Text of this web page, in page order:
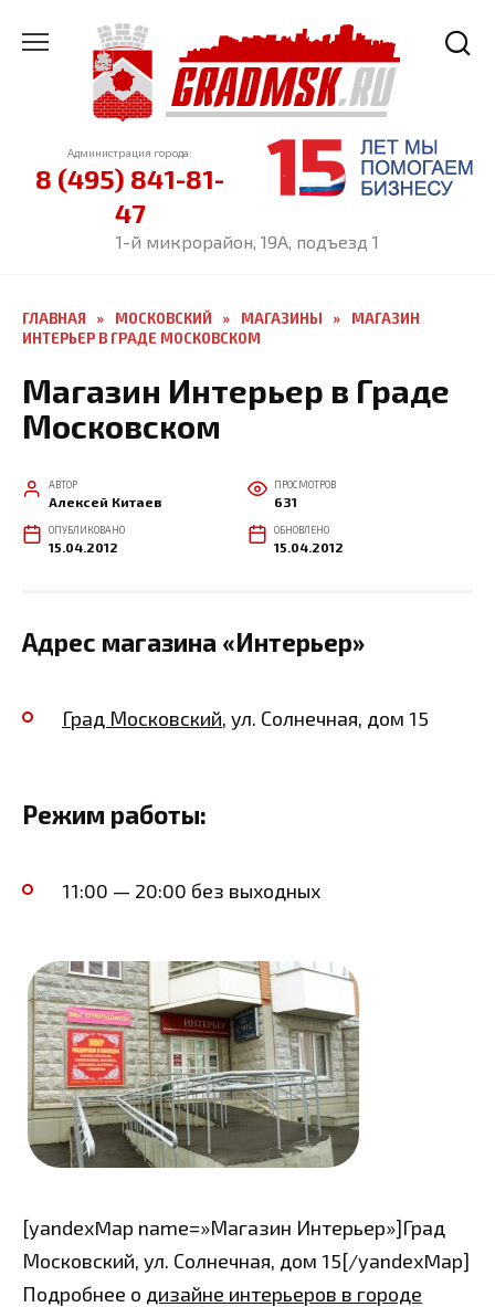
содержанию
Администрация города:
8 (495) 841-81-
47
1-й микрорайон, 19А, подъезд 1
ГЛАВНАЯ » МОСКОВСКИЙ » МАГАЗИНЫ »
МАГАЗИН
ИНТЕРЬЕР В ГРАДЕ МОСКОВСКОМ
Магазин Интерьер в Граде
Московском
АВТОР
Алексей Китаев
ПРОСМОТРОВ
631
ОПУБЛИКОВАНО
15.04.2012
ОБНОВЛЕНО
15.04.2012
Адрес магазина «Интерьер»
Град Московский, ул. Солнечная, дом 15
Режим работы:
11:00 — 20:00 без выходных
[yandexMap name=»Магазин Интерьер»]Град
Московский, ул. Солнечная, дом 15[/yandexMap]
Подробнее о дизайне интерьеров в городе